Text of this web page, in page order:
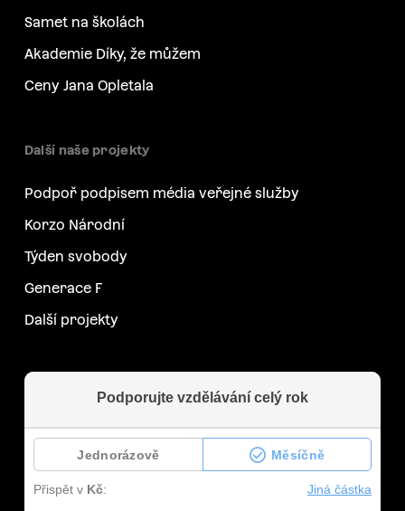
Samet na školách
Akademie Díky, že můžem
Ceny Jana Opletala
Další naše projekty
Podpoř podpisem média veřejné služby
Korzo Národní
Týden svobody
Generace F
Další projekty